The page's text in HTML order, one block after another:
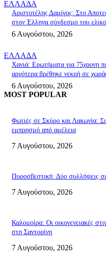
ΕΛΛΑΔΑ
Αριστοτέλης Δαμίγος: Στο
στον Έλληνα σύνδεσμο του
6 Αυγούστου, 2026
ΕΛΛΑΔΑ
Χανιά: Ερωτήματα για 75χρονη
αργότερα βρέθηκε νεκρή σε
6 Αυγούστου, 2026
MOST POPULAR
Φωτιές σε Σκύρο και Λακωνία:
εμπρησμό από αμέλεια
7 Αυγούστου, 2026
Πυροσβεστική: Δύο συλλήψεις
7 Αυγούστου, 2026
Καλομοίρα: Οι οικογενειακές
στη Σαντορίνη
7 Αυγούστου, 2026